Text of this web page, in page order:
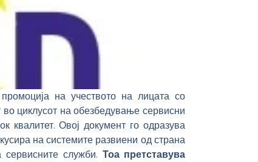
на учеството на лицата со
циклусот на обезбедување сервисни
квалитет. Овој документ го одразува
на системите развиени од страна
служби. Тоа претставува